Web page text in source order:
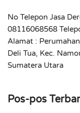
No Telepon Jasa
08116068568
Alamat :
Deli Tua, Kec.
Sumatera Utara
Pos-pos